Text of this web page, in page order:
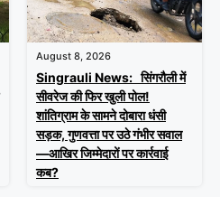
August 8, 2026
Singrauli News: सिंगरौली में
सीवरेज की फिर खुली पोल!
शांतिग्राम के सामने दोबारा धंसी
सड़क, गुणवत्ता पर उठे गंभीर सवाल
—आखिर जिम्मेदारों पर कार्रवाई
कब?